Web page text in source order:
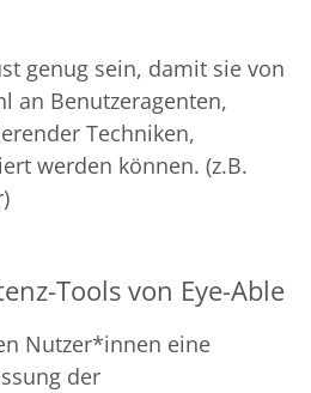
genug sein, damit sie von
an Benutzeragenten,
Techniken,
werden können. (z.B.
Tools von Eye-Able
Nutzer*innen eine
der